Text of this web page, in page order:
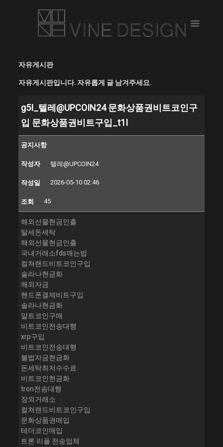
자유게시판
자유게시판입니다. 자유롭게 글 남겨주세요.
g5I_텔레@UPCOIN24 문화상품권비트코인구
입 문화상품권비트구입_t1I
공지사항
작성자 텔레@UPCOIN24
작성일 2026-05-10 02:46
조회 45
해외선물현금인출
탈세돈세탁
해외선물현금인출
국내거래소fds깨는법
컬쳐랜드비트코인구입
솔라나현금화
해외자금
핸드폰결제비트구입
솔라나현금화
알트코인구매
비트코인전송대행
xrp구입
비트코인전송대행
불법자금현금화
돈세탁최저수수료
비트코인현금화
tron전송대행
장외거래소
컬쳐랜드비트코인구입
문화상품권매입
테더코인매입
트론 리플 전송업체